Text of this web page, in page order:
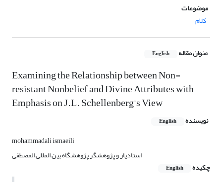
موضوعات
کلام
عنوان مقاله English
Examining the Relationship between Non-
resistant Nonbelief and Divine Attributes with
Emphasis on J.L. Schellenberg’s View
نویسنده English
mohammadali ismaeili
استادیار و پژوهشگر پژوهشگاه بین المللی المصطفی
چکیده
English